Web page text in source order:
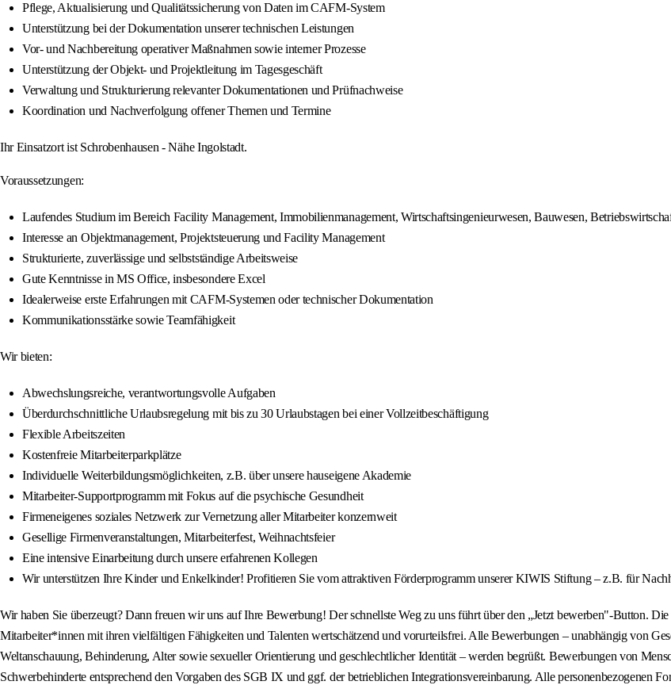
Pflege, Aktualisierung und Qualitätssicherung von Daten im CAFM-System
Unterstützung bei der Dokumentation unserer technischen Leistungen
Vor- und Nachbereitung operativer Maßnahmen sowie interner Prozesse
Unterstützung der Objekt- und Projektleitung im Tagesgeschäft
Verwaltung und Strukturierung relevanter Dokumentationen und Prüfnachweise
Koordination und Nachverfolgung offener Themen und Termine
Ihr Einsatzort ist Schrobenhausen - Nähe Ingolstadt.
Voraussetzungen:
Laufendes Studium im Bereich Facility Management, Immobilienmanagement, Wirtschaftsingenieurwesen, Bauwesen,
Interesse an Objektmanagement, Projektsteuerung und Facility Management
Strukturierte, zuverlässige und selbstständige Arbeitsweise
Gute Kenntnisse in MS Office, insbesondere Excel
Idealerweise erste Erfahrungen mit CAFM-Systemen oder technischer Dokumentation
Kommunikationsstärke sowie Teamfähigkeit
Wir bieten:
Abwechslungsreiche, verantwortungsvolle Aufgaben
Überdurchschnittliche Urlaubsregelung mit bis zu 30 Urlaubstagen bei einer Vollzeitbeschäftigung
Flexible Arbeitszeiten
Kostenfreie Mitarbeiterparkplätze
Individuelle Weiterbildungsmöglichkeiten, z.B. über unsere hauseigene Akademie
Mitarbeiter-Supportprogramm mit Fokus auf die psychische Gesundheit
Firmeneigenes soziales Netzwerk zur Vernetzung aller Mitarbeiter konzernweit
Gesellige Firmenveranstaltungen, Mitarbeiterfest, Weihnachtsfeier
Eine intensive Einarbeitung durch unsere erfahrenen Kollegen
Wir unterstützen Ihre Kinder und Enkelkinder! Profitieren Sie vom attraktiven Förderprogramm unserer KIWIS Stiftung – z.B. für
Wir haben Sie überzeugt? Dann freuen wir uns auf Ihre Bewerbung! Der schnellste Weg zu uns führt über den „Jetzt bewerben"-Button.
Mitarbeiter*innen mit ihren vielfältigen Fähigkeiten und Talenten wertschätzend und vorurteilsfrei. Alle Bewerbungen – unabhängig von
Weltanschauung, Behinderung, Alter sowie sexueller Orientierung und geschlechtlicher Identität – werden begrüßt. Bewerbungen von
Schwerbehinderte entsprechend den Vorgaben des SGB IX und ggf. der betrieblichen Integrationsvereinbarung. Alle personenbezogenen